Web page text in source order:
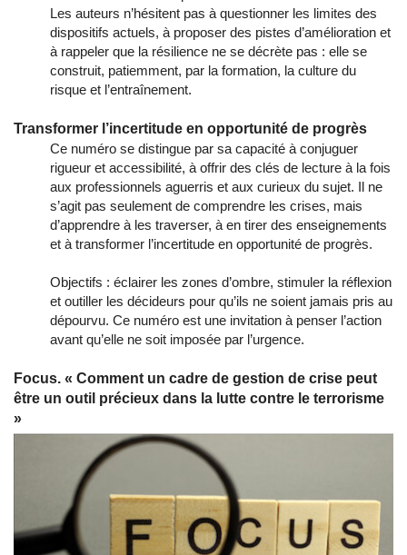
Les auteurs n’hésitent pas à questionner les limites des
dispositifs actuels, à proposer des pistes d’amélioration et
à rappeler que la résilience ne se décrète pas : elle se
construit, patiemment, par la formation, la culture du
risque et l’entraînement.
Transformer l’incertitude en opportunité de progrès
Ce numéro se distingue par sa capacité à conjuguer
rigueur et accessibilité, à offrir des clés de lecture à la fois
aux professionnels aguerris et aux curieux du sujet. Il ne
s’agit pas seulement de comprendre les crises, mais
d’apprendre à les traverser, à en tirer des enseignements
et à transformer l’incertitude en opportunité de progrès.
Objectifs : éclairer les zones d’ombre, stimuler la réflexion
et outiller les décideurs pour qu’ils ne soient jamais pris au
dépourvu. Ce numéro est une invitation à penser l’action
avant qu’elle ne soit imposée par l’urgence.
Focus. « Comment un cadre de gestion de crise peut
être un outil précieux dans la lutte contre le terrorisme
»